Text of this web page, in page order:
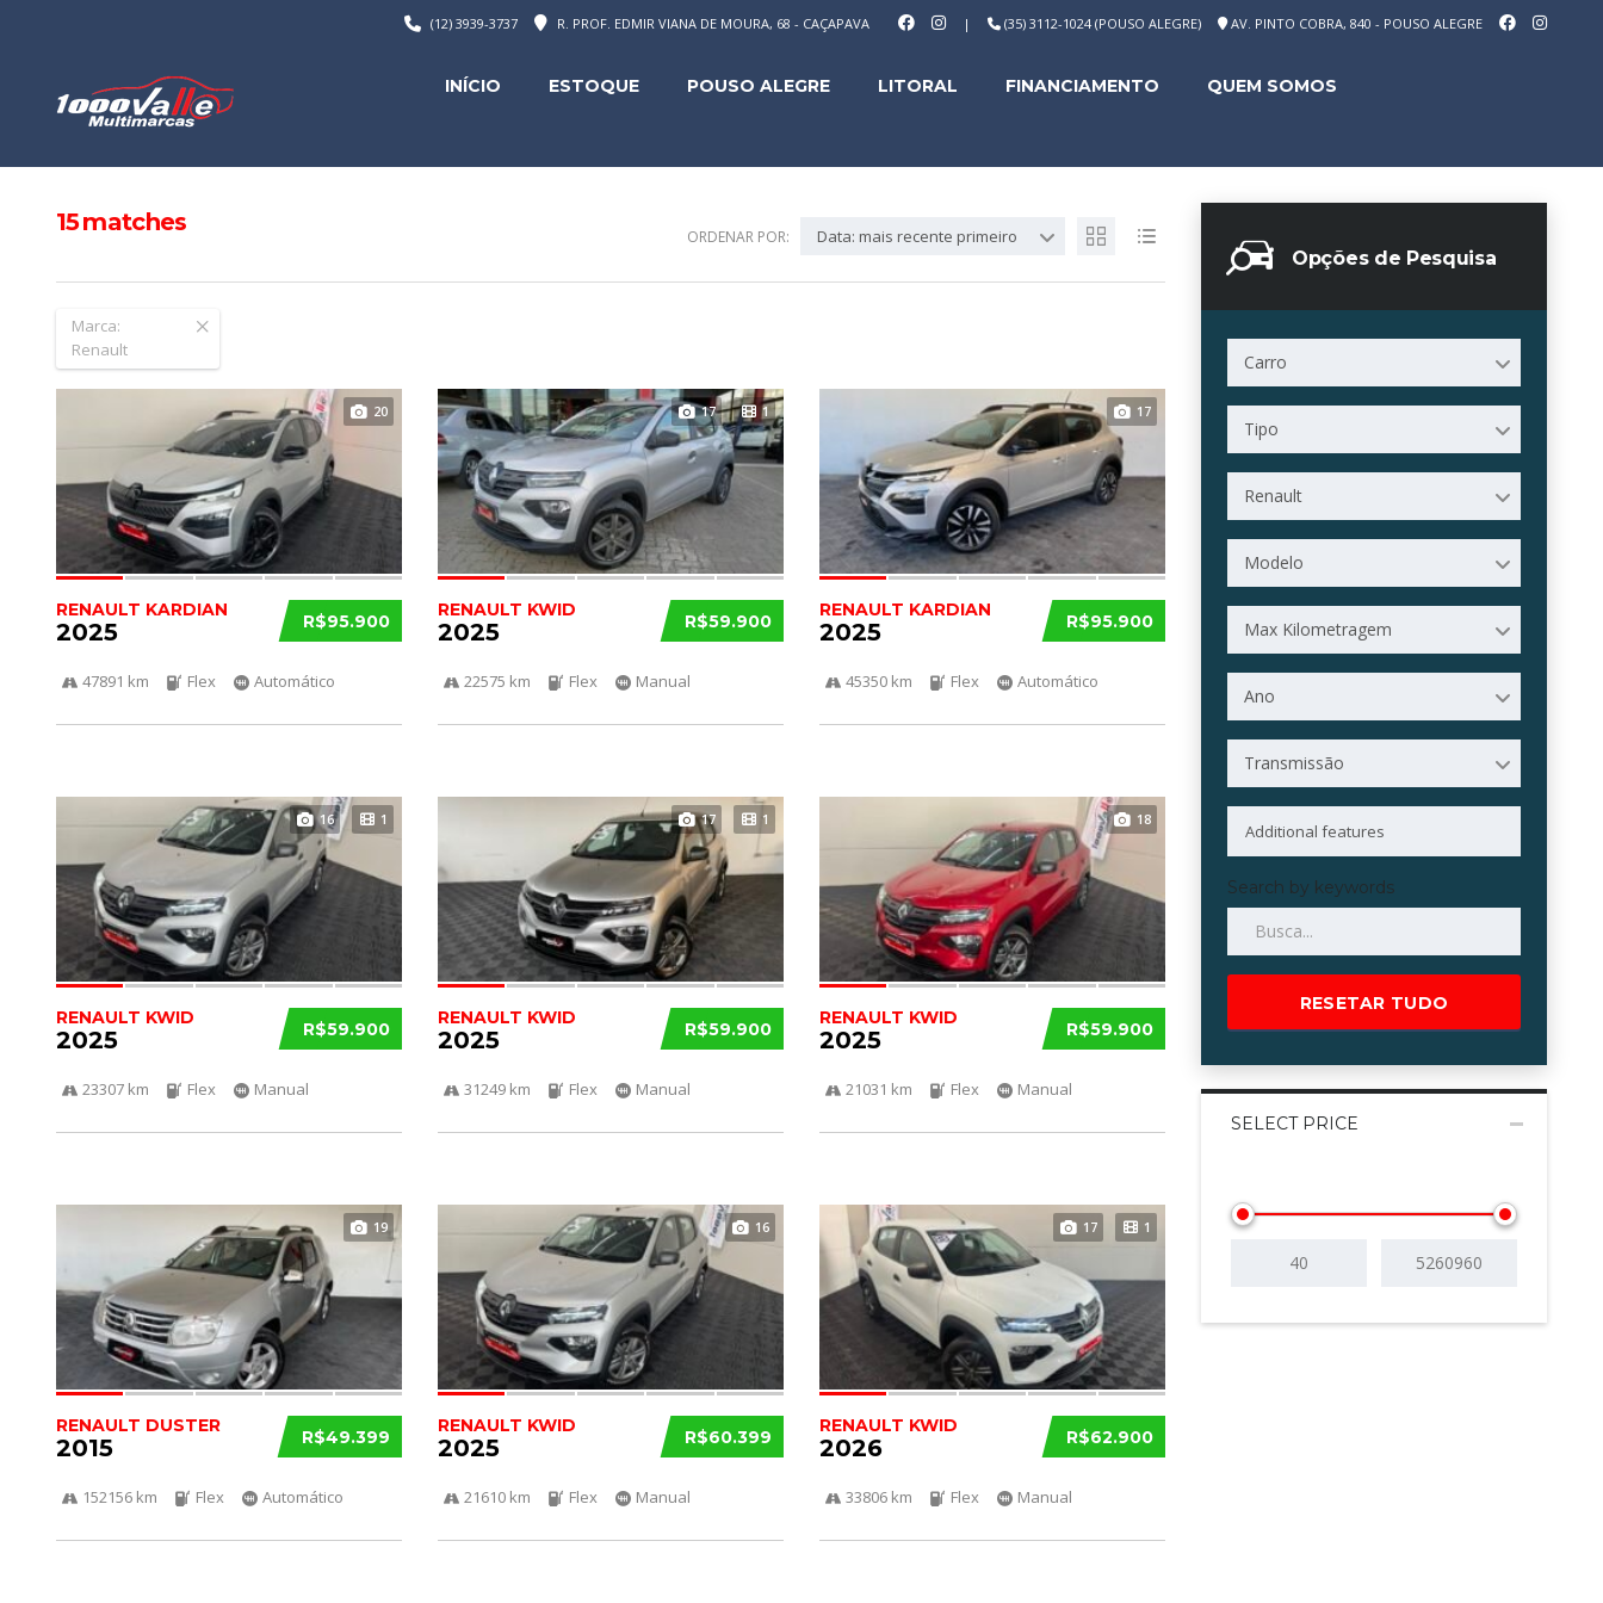
| (35) 3112-1024 (POUSO ALEGRE) AV. PINTO COBRA, 840 - POUSO ALEGRE
R. PROF. EDMIR VIANA DE MOURA, 68 - CAÇAPAVA
(12) 3939-3737
INÍCIO ESTOQUE POUSO ALEGRE LITORAL FINANCIAMENTO QUEM SOMOS
Opções de Pesquisa
Carro
Tipo
Renault
Modelo
Max Kilometragem
Ano
Transmissão
Search by keywords
RESETAR TUDO
SELECT PRICE
15matches
ORDENAR POR: Data: mais recente primeiro
Marca:
Renault
20
R$95.900
RENAULT KARDIAN
2025
47891 km Flex Automático
17 1
R$59.900
RENAULT KWID
2025
22575 km Flex Manual
17
R$95.900
RENAULT KARDIAN
2025
45350 km Flex Automático
16 1
R$59.900
RENAULT KWID
2025
23307 km Flex Manual
17 1
R$59.900
RENAULT KWID
2025
31249 km Flex Manual
18
R$59.900
RENAULT KWID
2025
21031 km Flex Manual
19
R$49.399
RENAULT DUSTER
2015
152156 km Flex Automático
16
R$60.399
RENAULT KWID
2025
21610 km Flex Manual
17 1
R$62.900
RENAULT KWID
2026
33806 km Flex Manual